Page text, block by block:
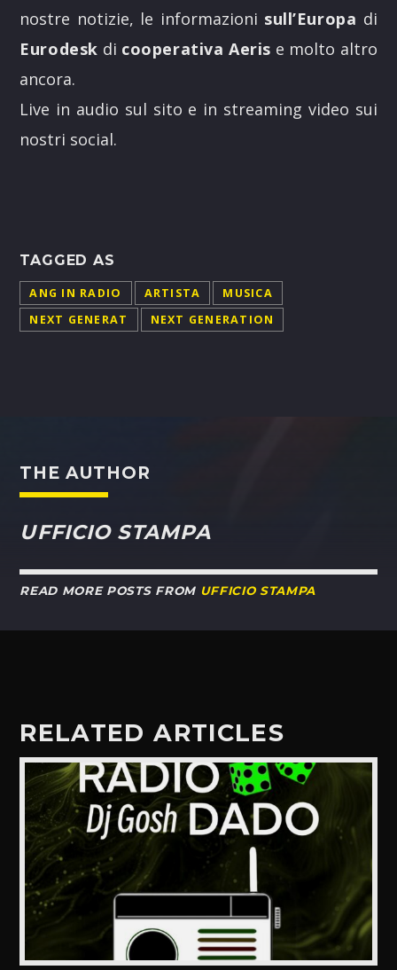
19:00 21:00
LATINOS IN EUROPA
21:00
MUSIC TIME
nostre notizie, le informazioni sull’Europa di
Eurodesk di cooperativa Aeris e molto altro
ancora.
Live in audio sul sito e in streaming video sui
nostri social.
TAGGED AS
ANG IN RADIO ARTISTA
MUSICA
NEXT GENERAT
NEXT GENERATION
THE AUTHOR
UFFICIO STAMPA
READ MORE POSTS FROM UFFICIO STAMPA
RELATED ARTICLES